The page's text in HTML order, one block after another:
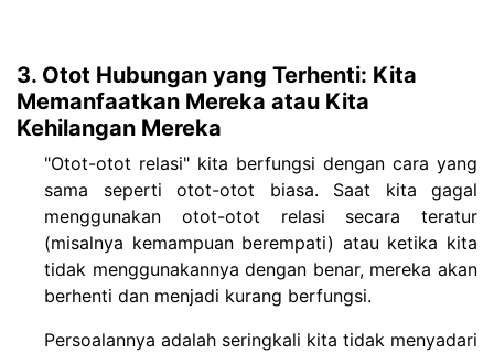
3. Otot Hubungan yang Terhenti: Kita
Memanfaatkan Mereka atau Kita
Kehilangan Mereka
"Otot-otot relasi" kita berfungsi dengan cara yang
sama seperti otot-otot biasa. Saat kita gagal
menggunakan otot-otot relasi secara teratur
(misalnya kemampuan berempati) atau ketika kita
tidak menggunakannya dengan benar, mereka akan
berhenti dan menjadi kurang berfungsi.
Persoalannya adalah seringkali kita tidak menyadari